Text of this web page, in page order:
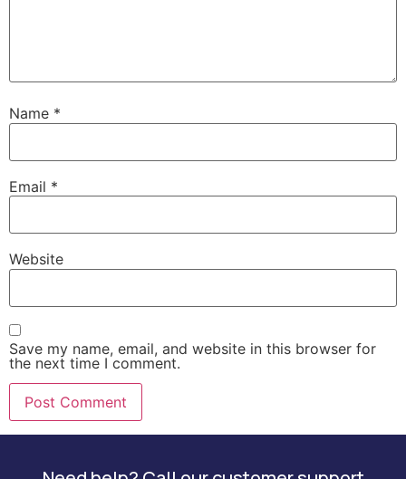
Name *
Email *
Website
Save my name, email, and website in this browser for
the next time I comment.